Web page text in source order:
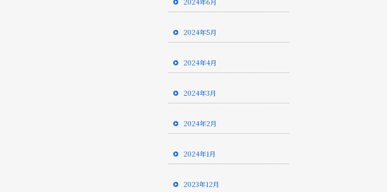
2024年5月
2024年4月
2024年3月
2024年2月
2024年1月
2023年12月